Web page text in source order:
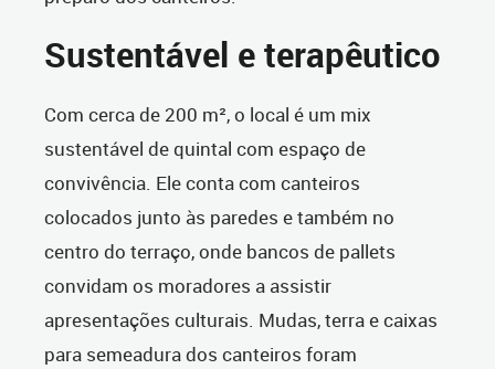
Sustentável e terapêutico
Com cerca de 200 m², o local é um mix
sustentável de quintal com espaço de
convivência. Ele conta com canteiros
colocados junto às paredes e também no
centro do terraço, onde bancos de pallets
convidam os moradores a assistir
apresentações culturais. Mudas, terra e caixas
para semeadura dos canteiros foram